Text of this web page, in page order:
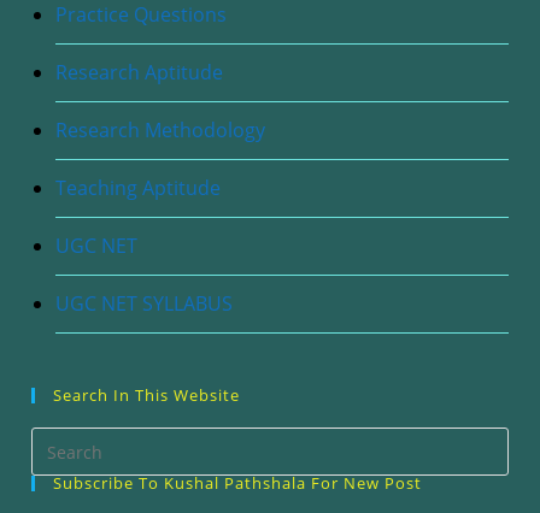
Practice Questions
Research Aptitude
Research Methodology
Teaching Aptitude
UGC NET
UGC NET SYLLABUS
Search In This Website
Subscribe To Kushal Pathshala For New Post